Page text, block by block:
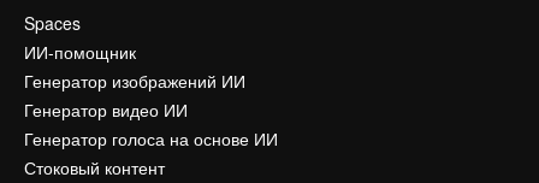
Spaces
ИИ-помощник
Генератор изображений ИИ
Генератор видео ИИ
Генератор голоса на основе ИИ
Стоковый контент